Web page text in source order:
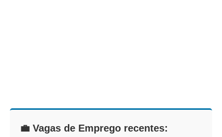
💼 Vagas de Emprego recentes: